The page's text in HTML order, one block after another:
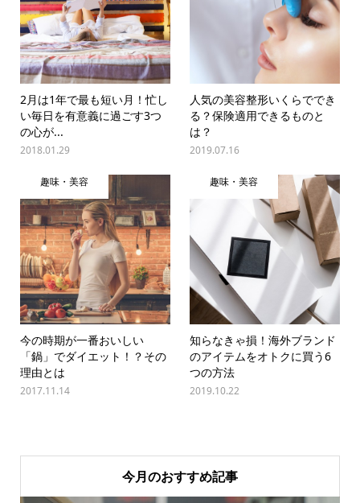
2月は1年で最も短い月！忙し
い毎日を有意義に過ごす3つ
の心が...
2018.01.29
人気の美容整形いくらででき
る？保険適用できるものと
は？
2019.07.16
趣味・美容
今の時期が一番おいしい
「鍋」でダイエット！？その
理由とは
2017.11.14
趣味・美容
知らなきゃ損！海外ブランド
のアイテムをオトクに買う6
つの方法
2019.10.22
今月のおすすめ記事